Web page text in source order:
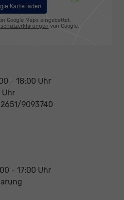
Karte laden
Google Maps eingebettet.
von Google.
- 18:00 Uhr
Uhr
9093740
- 17:00 Uhr